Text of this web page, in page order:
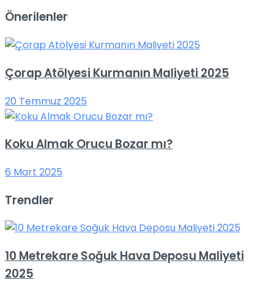
Önerilenler
Çorap Atölyesi Kurmanın Maliyeti 2025
20 Temmuz 2025
Koku Almak Orucu Bozar mı?
6 Mart 2025
Trendler
10 Metrekare Soğuk Hava Deposu Maliyeti
2025